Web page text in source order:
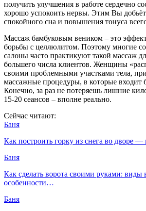
получить улучшения в работе сердечно
хорошо успокоить нервы. Этим Вы
спокойного сна и повышения тонуса
Массаж бамбуковым веником – это
борьбы с целлюлитом. Поэтому многие
салоны часто практикуют такой массаж
большего числа клиентов. Женщины
своими проблемными участками тела,
массажные процедуры, в которые входит
Конечно, за раз не потеряешь лишние
15-20 сеансов – вполне реально.
Сейчас читают:
Баня
Как построить горку из снега во дворе
Баня
Как сделать ворота своими руками: виды
особенности…
Баня